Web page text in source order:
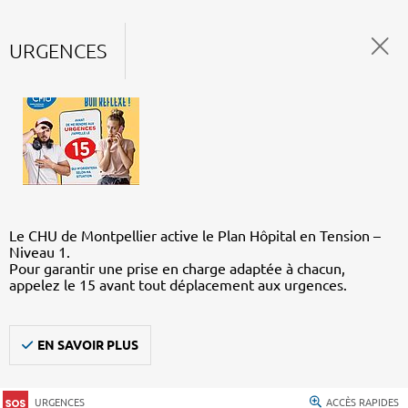
URGENCES
Le CHU de Montpellier active le Plan Hôpital en Tension –
Niveau 1.
Pour garantir une prise en charge adaptée à chacun,
appelez le 15 avant tout déplacement aux urgences.
EN SAVOIR PLUS
URGENCES ACCÈS RAPIDES